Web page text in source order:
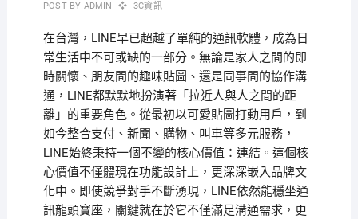
POST BY ADMIN 3C資訊
在台灣，LINE早已超越了單純的通訊軟體，成為日
常生活中不可或缺的一部分。無論是家人之間的即
時關懷、朋友間的趣味貼圖、還是同事間的協作溝
通，LINE都默默地扮演著「拉近人與人之間的距
離」的重要角色。從最初以可愛貼圖打動用戶，到
如今整合支付、新聞、購物、叫車等多元服務，
LINE始終秉持一個不變的核心價值：連結。這個核
心價值不僅體現在功能設計上，更深深嵌入品牌文
化中。即使競爭對手不斷湧現，LINE依然能穩坐通
訊龍頭寶座，關鍵就在於它不僅滿足溝通需求，更